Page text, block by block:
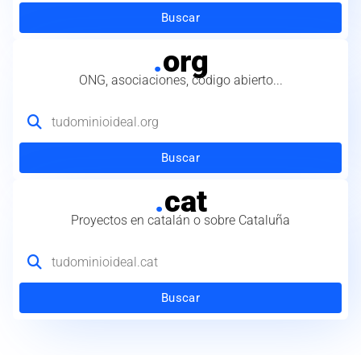
Buscar
.org
ONG, asociaciones, código abierto...
Buscar
.cat
Proyectos en catalán o sobre Cataluña
Buscar